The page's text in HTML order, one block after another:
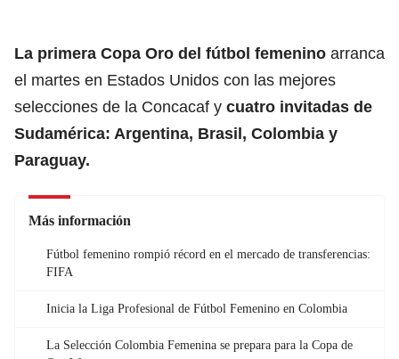
La primera Copa Oro del fútbol femenino arranca
el martes en Estados Unidos con las mejores
selecciones de la Concacaf y cuatro invitadas de
Sudamérica: Argentina, Brasil, Colombia y
Paraguay.
Más información
Fútbol femenino rompió récord en el mercado de transferencias:
FIFA
Inicia la Liga Profesional de Fútbol Femenino en Colombia
La Selección Colombia Femenina se prepara para la Copa de